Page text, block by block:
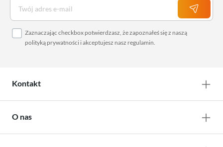
Zaznaczając checkbox potwierdzasz, że zapoznałeś się z naszą
polityką prywatności i akceptujesz nasz regulamin.
Kontakt
O nas